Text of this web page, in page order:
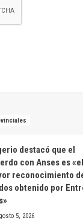
destacó que el
con Anses es «el
reconocimiento
obtenido por
5, 2026